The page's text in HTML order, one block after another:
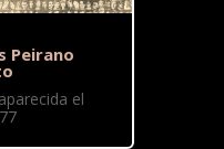
Peirano
el